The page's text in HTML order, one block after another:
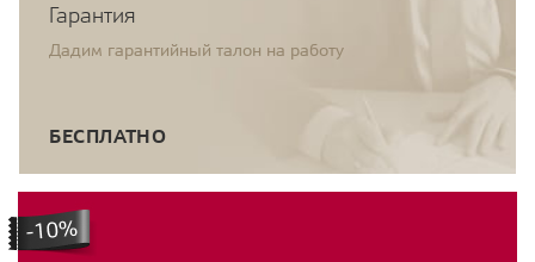
Гарантия
Дадим гарантийный талон на работу
БЕСПЛАТНО